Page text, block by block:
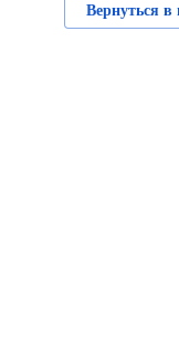
Вернуться в